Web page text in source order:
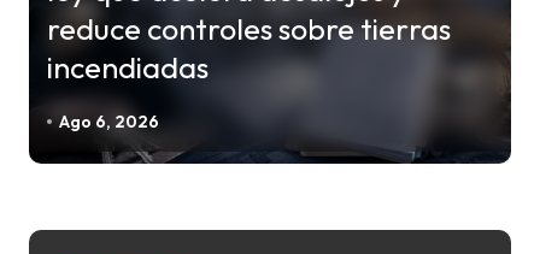
reduce controles sobre tierras
incendiadas
Ago 6, 2026